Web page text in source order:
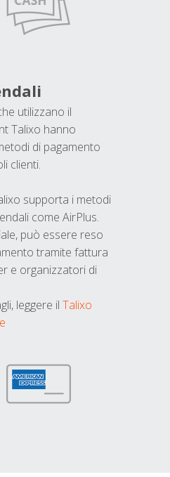
utilizzano il
Talixo hanno
di pagamento
clienti.
supporta i metodi
come AirPlus.
può essere reso
tramite fattura
e organizzatori di
leggere il Talixo